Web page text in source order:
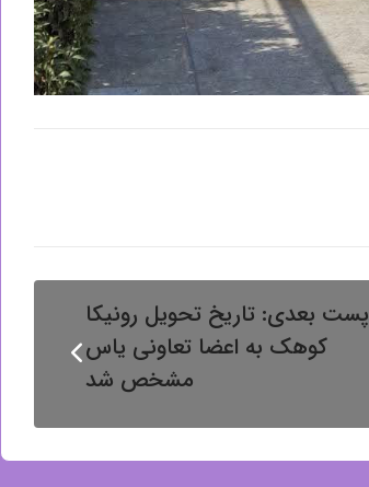
پست بعدی: تاریخ تحویل رونیکا
کوهک به اعضا تعاونی یاس
مشخص شد